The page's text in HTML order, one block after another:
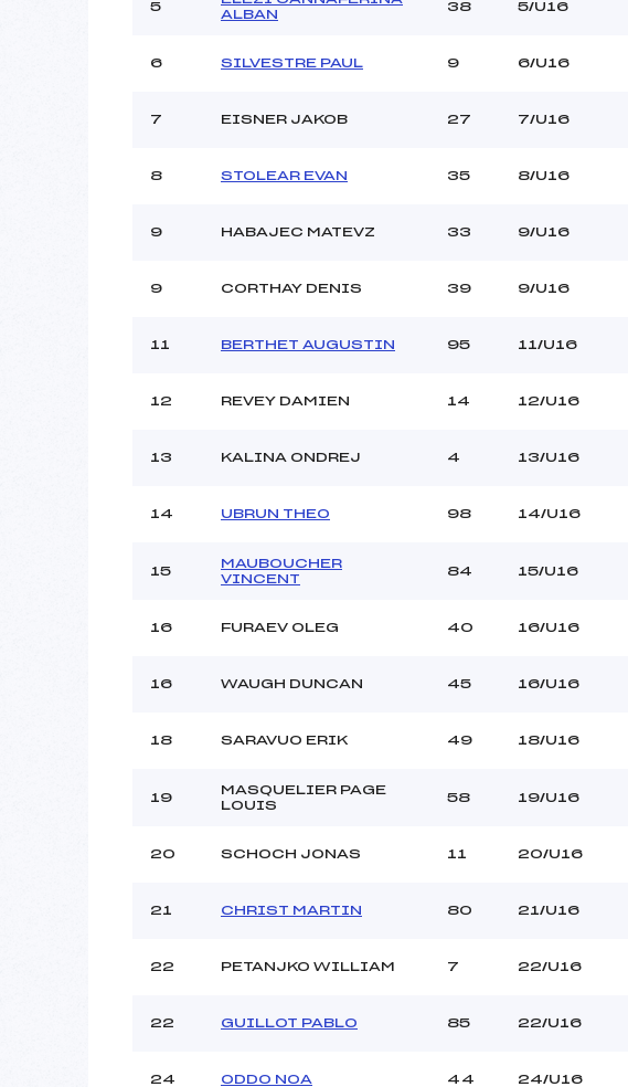
Pénalité appliquée :
5
ALBAN
38 5/U16
6 SILVESTRE PAUL 9 6/U16
7 EISNER JAKOB 27 7/U16
8 STOLEAR EVAN 35 8/U16
9 HABAJEC MATEVZ 33 9/U16
9 CORTHAY DENIS 39 9/U16
11 BERTHET AUGUSTIN 95 11/U16
12 REVEY DAMIEN 14 12/U16
13 KALINA ONDREJ 4 13/U16
14 UBRUN THEO 98 14/U16
15
MAUBOUCHER
VINCENT
84 15/U16
16 FURAEV OLEG 40 16/U16
16 WAUGH DUNCAN 45 16/U16
18 SARAVUO ERIK 49 18/U16
19
MASQUELIER PAGE
LOUIS
58 19/U16
20 SCHOCH JONAS 11 20/U16
21 CHRIST MARTIN 80 21/U16
22 PETANJKO WILLIAM 7 22/U16
22 GUILLOT PABLO 85 22/U16
24 ODDO NOA 44 24/U16